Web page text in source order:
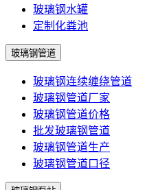
玻璃钢水罐
定制化粪池
玻璃钢管道
玻璃钢连续缠绕管道
玻璃钢管道厂家
玻璃钢管道价格
批发玻璃钢管道
玻璃钢管道生产
玻璃钢管道口径